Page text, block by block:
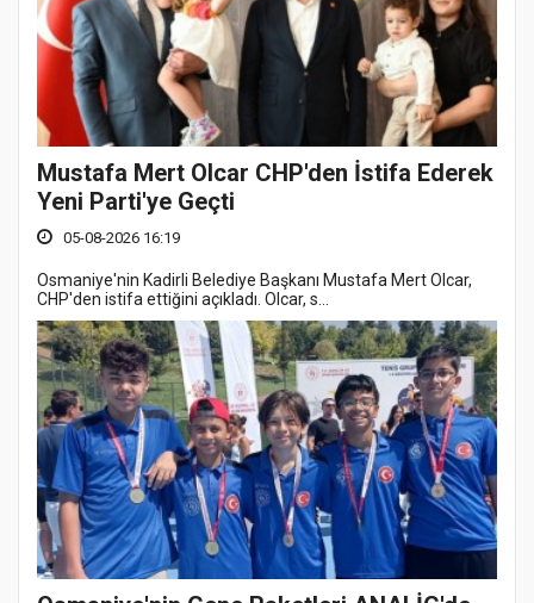
Mustafa Mert Olcar CHP'den İstifa Ederek
Yeni Parti'ye Geçti
05-08-2026 16:19
Osmaniye'nin Kadirli Belediye Başkanı Mustafa Mert Olcar,
CHP'den istifa ettiğini açıkladı. Olcar, s...